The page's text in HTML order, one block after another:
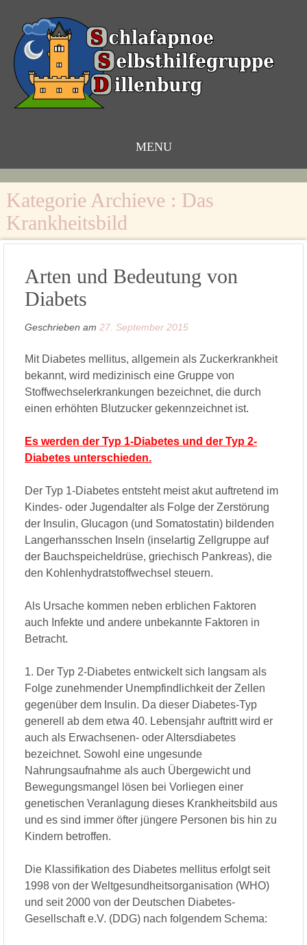
MENU
Inhalt
Kategorie Archieve : Das
Krankheitsbild
Arten und Bedeutung von
Diabets
Geschrieben am 27. September 2015
Mit Diabetes mellitus, allgemein als Zuckerkrankheit
bekannt, wird medizinisch eine Gruppe von
Stoffwechselerkrankungen bezeichnet, die durch
einen erhöhten Blutzucker gekennzeichnet ist.
Es werden der Typ 1-Diabetes und der Typ 2-
Diabetes unterschieden.
Der Typ 1-Diabetes entsteht meist akut auftretend im
Kindes- oder Jugendalter als Folge der Zerstörung
der Insulin, Glucagon (und Somatostatin) bildenden
Langerhansschen Inseln (inselartig Zellgruppe auf
der Bauchspeicheldrüse, griechisch Pankreas), die
den Kohlenhydratstoffwechsel steuern.
Als Ursache kommen neben erblichen Faktoren
auch Infekte und andere unbekannte Faktoren in
Betracht.
1. Der Typ 2-Diabetes entwickelt sich langsam als
Folge zunehmender Unempfindlichkeit der Zellen
gegenüber dem Insulin. Da dieser Diabetes-Typ
generell ab dem etwa 40. Lebensjahr auftritt wird er
auch als Erwachsenen- oder Altersdiabetes
bezeichnet. Sowohl eine ungesunde
Nahrungsaufnahme als auch Übergewicht und
Bewegungsmangel lösen bei Vorliegen einer
genetischen Veranlagung dieses Krankheitsbild aus
und es sind immer öfter jüngere Personen bis hin zu
Kindern betroffen.
Die Klassifikation des Diabetes mellitus erfolgt seit
1998 von der Weltgesundheitsorganisation (WHO)
und seit 2000 von der Deutschen Diabetes-
Gesellschaft e.V. (DDG) nach folgendem Schema: